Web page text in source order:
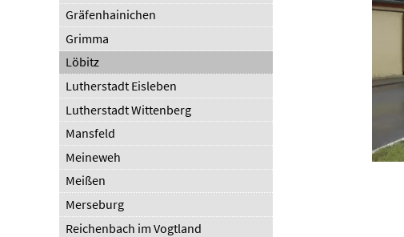
Gräfenhainichen
Grimma
Löbitz
Lutherstadt Eisleben
Lutherstadt Wittenberg
Mansfeld
Meineweh
Meißen
Merseburg
Reichenbach im Vogtland